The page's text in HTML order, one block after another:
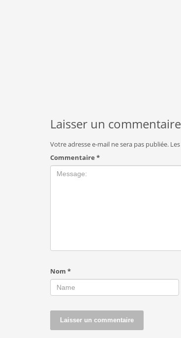
Laisser un commentaire
Votre adresse e-mail ne sera pas publiée.
Commentaire *
Nom *